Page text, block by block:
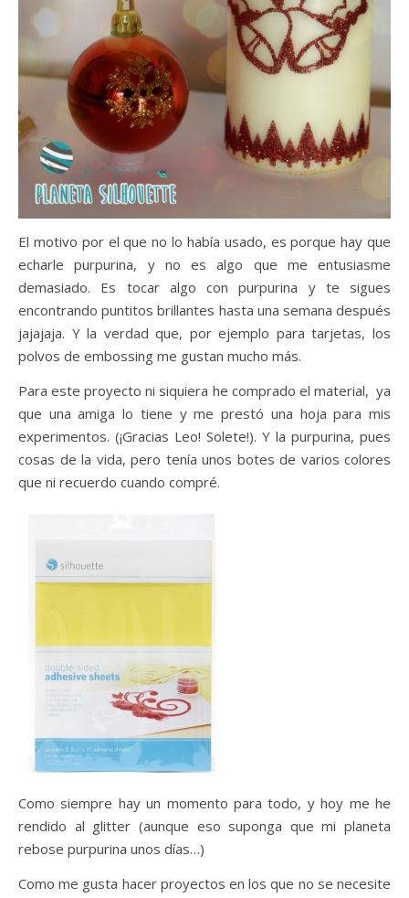
El motivo por el que no lo había usado, es porque hay que
echarle purpurina, y no es algo que me entusiasme
demasiado. Es tocar algo con purpurina y te sigues
encontrando puntitos brillantes hasta una semana después
jajajaja. Y la verdad que, por ejemplo para tarjetas, los
polvos de embossing me gustan mucho más.
Para este proyecto ni siquiera he comprado el material, ya
que una amiga lo tiene y me prestó una hoja para mis
experimentos. (¡Gracias Leo! Solete!). Y la purpurina, pues
cosas de la vida, pero tenía unos botes de varios colores
que ni recuerdo cuando compré.
Como siempre hay un momento para todo, y hoy me he
rendido al glitter (aunque eso suponga que mi planeta
rebose purpurina unos días…)
Como me gusta hacer proyectos en los que no se necesite